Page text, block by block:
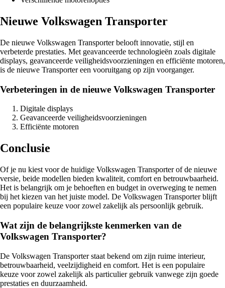
Nieuwe Volkswagen Transporter
De nieuwe Volkswagen Transporter belooft innovatie, stijl en
verbeterde prestaties. Met geavanceerde technologieën zoals digitale
displays, geavanceerde veiligheidsvoorzieningen en efficiënte motoren,
is de nieuwe Transporter een vooruitgang op zijn voorganger.
Verbeteringen in de nieuwe Volkswagen Transporter
Digitale displays
Geavanceerde veiligheidsvoorzieningen
Efficiënte motoren
Conclusie
Of je nu kiest voor de huidige Volkswagen Transporter of de nieuwe
versie, beide modellen bieden kwaliteit, comfort en betrouwbaarheid.
Het is belangrijk om je behoeften en budget in overweging te nemen
bij het kiezen van het juiste model. De Volkswagen Transporter blijft
een populaire keuze voor zowel zakelijk als persoonlijk gebruik.
Wat zijn de belangrijkste kenmerken van de
Volkswagen Transporter?
De Volkswagen Transporter staat bekend om zijn ruime interieur,
betrouwbaarheid, veelzijdigheid en comfort. Het is een populaire
keuze voor zowel zakelijk als particulier gebruik vanwege zijn goede
prestaties en duurzaamheid.